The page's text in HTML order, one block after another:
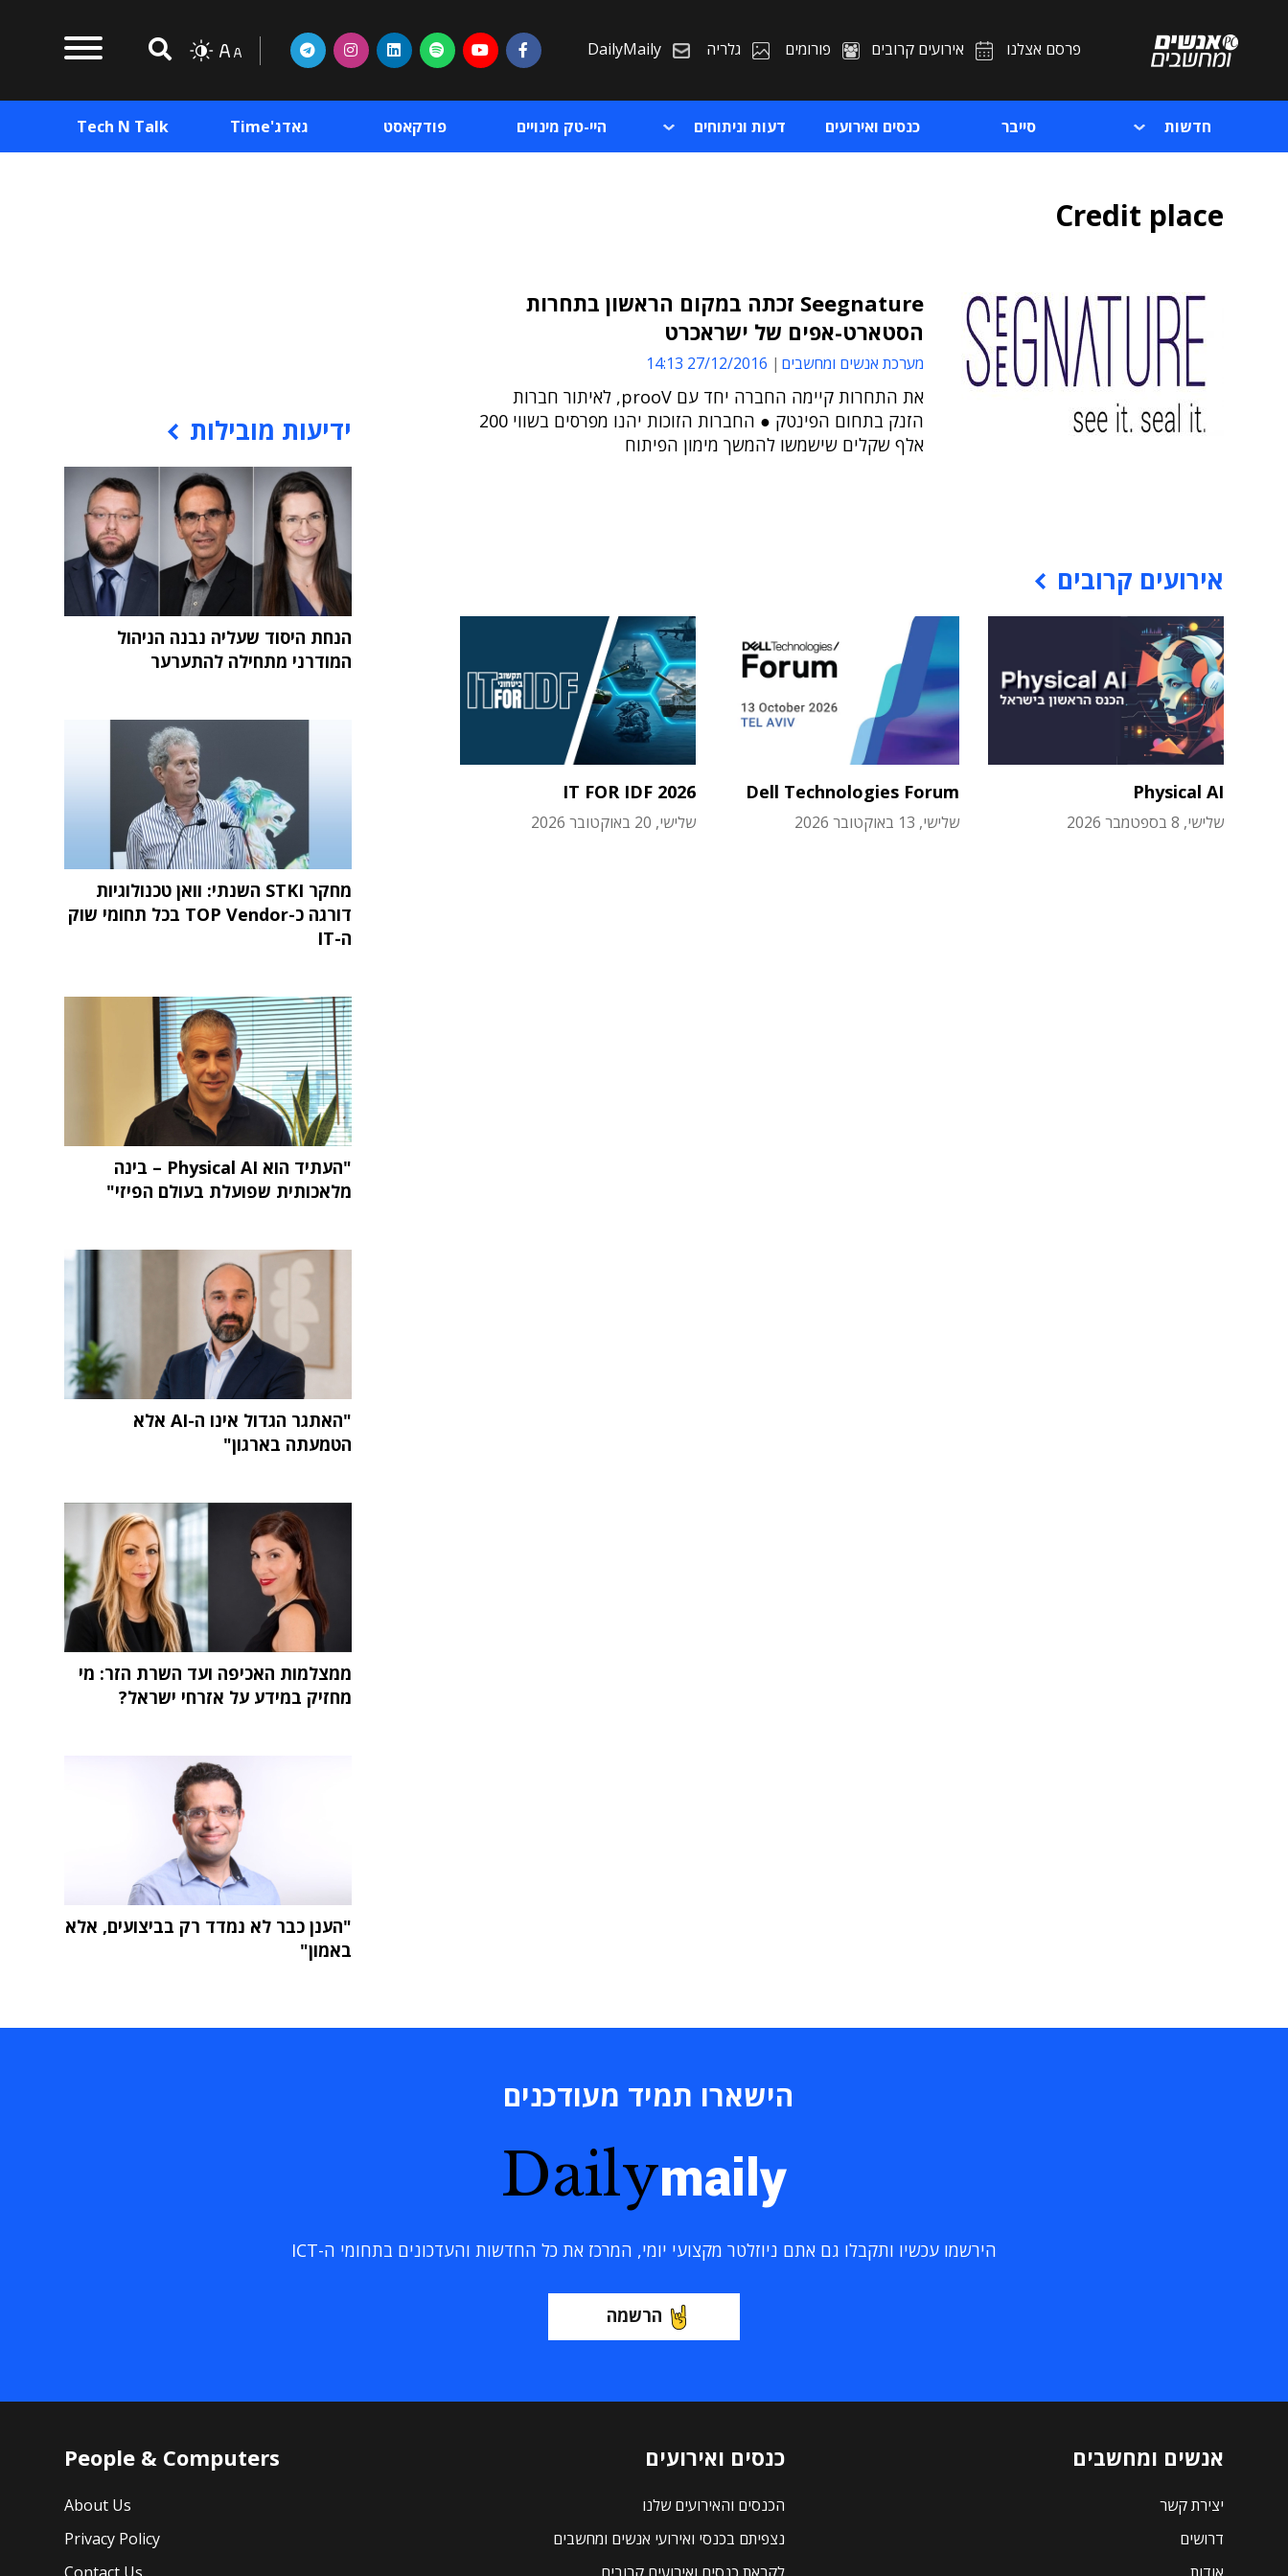
פרסם אצלנו אירועים קרובים פורומים גלריה DailyMaily
חדשות סייבר כנסים ואירועים דעות וניתוחים היי-טק מינויים פודקאסט גאדג'Time Tech N Talk
Credit place
Seegnature זכתה במקום הראשון בתחרות
הסטארט-אפים של ישראכרט
מערכת אנשים ומחשבים 27/12/2016 14:13
את התחרות קיימה החברה יחד עם prooV, לאיתור חברות
הזנק בתחום הפינטק ● החברות הזוכות יהנו מפרסים בשווי 200
אלף שקלים שישמשו להמשך מימון הפיתוח
אירועים קרובים
Physical AI
שלישי, 8 בספטמבר 2026
Dell Technologies Forum
שלישי, 13 באוקטובר 2026
IT FOR IDF 2026
שלישי, 20 באוקטובר 2026
ידיעות מובילות
הנחת היסוד שעליה נבנה הניהול
המודרני מתחילה להתערער
מחקר STKI השנתי: וואן טכנולוגיות
דורגה כ-TOP Vendor בכל תחומי שוק
ה-IT
"העתיד הוא Physical AI – בינה
מלאכותית שפועלת בעולם הפיזי"
"האתגר הגדול אינו ה-AI אלא
הטמעתה בארגון"
ממצלמות האכיפה ועד השרת הזר: מי
מחזיק במידע על אזרחי ישראל?
"הענן כבר לא נמדד רק בביצועים, אלא
באמון"
הישארו תמיד מעודכנים
Dailymaily
הירשמו עכשיו ותקבלו גם אתם ניוזלטר מקצועי יומי, המרכז את כל החדשות והעדכונים בתחומי ה-ICT
הרשמה
אנשים ומחשבים
יצירת קשר
דרושים
כנסים ואירועים
הכנסים והאירועים שלנו
נצפיתם בכנסי ואירועי אנשים ומחשבים
People & Computers
About Us
Privacy Policy